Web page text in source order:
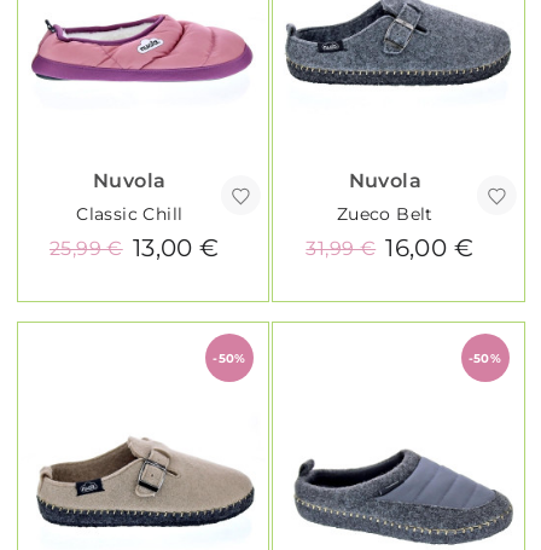
Nuvola
Classic Chill
13,00 €
25,99 €
Nuvola
Zueco Belt
16,00 €
31,99 €
-50% -50%